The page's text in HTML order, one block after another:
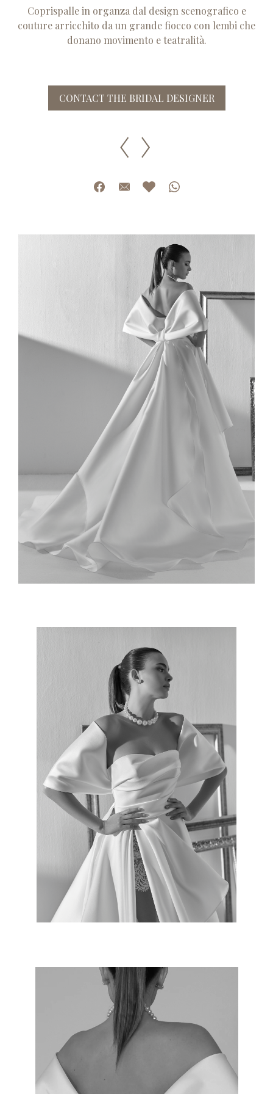
Coprispalle in organza dal design scenografico e
couture arricchito da un grande fiocco con lembi che
donano movimento e teatralità.
CONTACT THE BRIDAL DESIGNER